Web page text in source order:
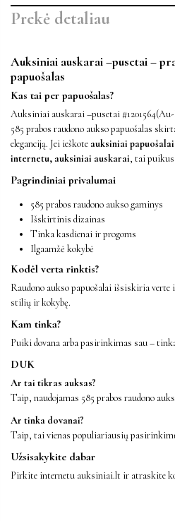
Prekė detaliau
Auksiniai auskarai –pusetai –
papuošalas
Kas tai per papuošalas?
Auksiniai auskarai –pusetai
585 prabos raudono aukso papuošalas
eleganciją. Jei ieškote auksiniai
internetu, auksiniai auskarai, tai
Pagrindiniai privalumai
585 prabos raudono aukso gaminys
Išskirtinis dizainas
Tinka kasdienai ir progoms
Ilgaamžė kokybė
Kodėl verta rinktis?
Raudono aukso papuošalai išsiskiria
stilių ir kokybę.
Kam tinka?
Puiki dovana arba pasirinkimas sau –
DUK
Ar tai tikras auksas?
Taip, naudojamas 585 prabos raudono
Ar tinka dovanai?
Taip, tai vienas populiariausių
Užsisakykite dabar
Pirkite internetu auksiniai.lt ir atraskite